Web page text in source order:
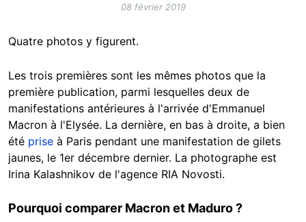
08 février 2019
Quatre photos y figurent.
Les trois premières sont les mêmes photos que la
première publication, parmi lesquelles deux de
manifestations antérieures à l'arrivée d'Emmanuel
Macron à l'Elysée. La dernière, en bas à droite, a bien
été prise à Paris pendant une manifestation de gilets
jaunes, le 1er décembre dernier. La photographe est
Irina Kalashnikov de l'agence RIA Novosti.
Pourquoi comparer Macron et Maduro ?